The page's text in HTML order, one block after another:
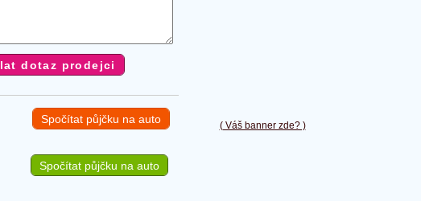
( Váš banner zde? )
Spočítat půjčku na auto
Spočítat půjčku na auto